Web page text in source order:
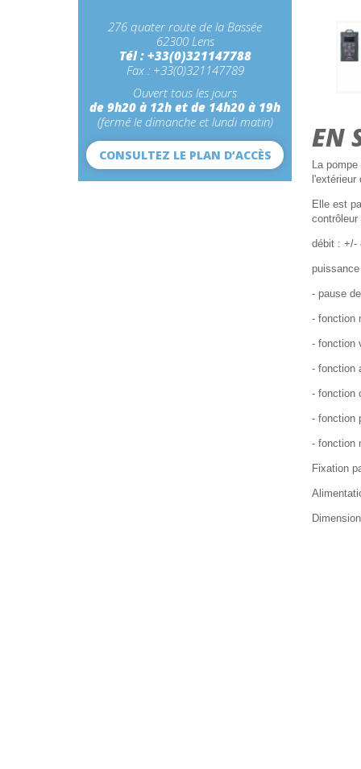
EN
La pompe
Elle est
débit : +/-
- pause
- fonction
- fonction
- fonction
- fonction
- fonction
- fonction
Fixation
276 quater route de la Bassée
62300 Lens
Tél : +33(0)321147788
Fax : +33(0)321147789
Ouvert tous les jours
de 9h20 à 12h et de 14h20 à 19h
(fermé le dimanche et lundi matin)
CONSULTEZ LE PLAN D’ACCÈS